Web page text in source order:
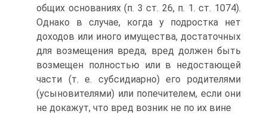
общих основаниях (п. 3 ст. 26, п. 1. ст. 1074).
Однако в случае, когда у подростка нет
доходов или иного имущества, достаточных
для возмещения вреда, вред должен быть
возмещен полностью или в недостающей
части (т. е. субсидиарно) его родителями
(усыновителями) или попечителем, если они
не докажут, что вред возник не по их вине